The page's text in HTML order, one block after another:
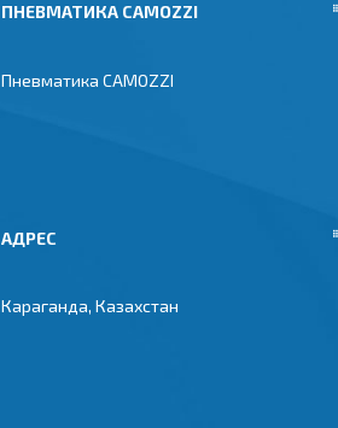
ПНЕВМАТИКА CAMOZZI
Пневматика CAMOZZI
Караганда, Казахстан